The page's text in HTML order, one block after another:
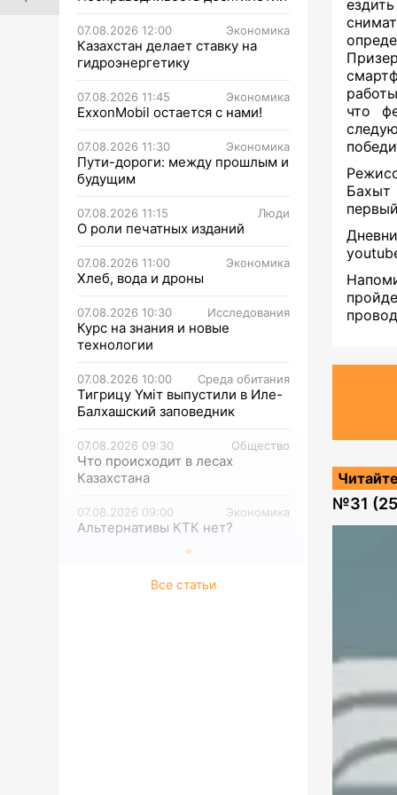
07.08.2026 12:00 Экономика
Казахстан делает ставку на
гидроэнергетику
07.08.2026 11:45 Экономика
ExxonMobil остается с нами!
07.08.2026 11:30 Экономика
Пути-дороги: между прошлым и
будущим
07.08.2026 11:15 Люди
О роли печатных изданий
07.08.2026 11:00 Экономика
Хлеб, вода и дроны
07.08.2026 10:30 Исследования
Курс на знания и новые
технологии
07.08.2026 10:00 Среда обитания
Тигрицу Үміт выпустили в Иле-
Балхашский заповедник
07.08.2026 09:30 Общество
Что происходит в лесах
Казахстана
07.08.2026 09:00 Экономика
Альтернативы КТК нет?
Все статьи
что
Бахыт
№31